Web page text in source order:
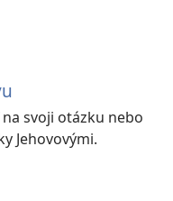
svoji otázku nebo
Jehovovými.